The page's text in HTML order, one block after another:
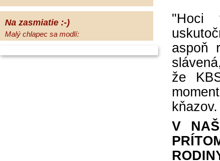
Na zasmiatie :-)
Malý chlapec sa modlí:
mamičku a prosím aj za Teba, Pane Bože,
"Hoci
aspoň
že
V